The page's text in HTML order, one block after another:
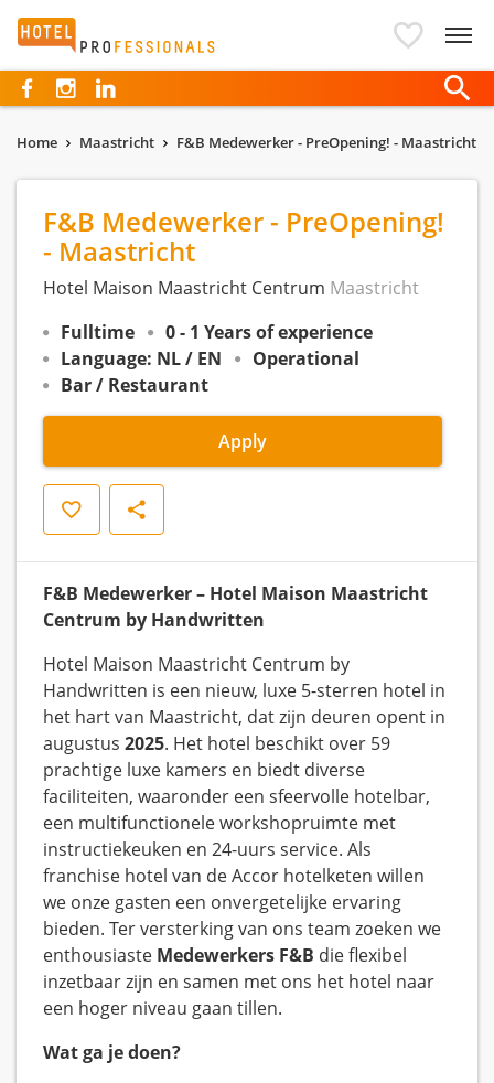
Hotelprofessionals
Home Maastricht F&B Medewerker - PreOpening! - Maastricht
F&B Medewerker - PreOpening!
- Maastricht
Hotel Maison Maastricht Centrum Maastricht
Fulltime
0 - 1 Years of experience
Language: NL / EN
Operational
Bar / Restaurant
Apply
Save Share
F&B Medewerker – Hotel Maison Maastricht
Centrum by Handwritten
Hotel Maison Maastricht Centrum by
Handwritten is een nieuw, luxe 5-sterren hotel in
het hart van Maastricht, dat zijn deuren opent in
augustus 2025. Het hotel beschikt over 59
prachtige luxe kamers en biedt diverse
faciliteiten, waaronder een sfeervolle hotelbar,
een multifunctionele workshopruimte met
instructiekeuken en 24-uurs service. Als
franchise hotel van de Accor hotelketen willen
we onze gasten een onvergetelijke ervaring
bieden. Ter versterking van ons team zoeken we
enthousiaste Medewerkers F&B die flexibel
inzetbaar zijn en samen met ons het hotel naar
een hoger niveau gaan tillen.
Wat ga je doen?